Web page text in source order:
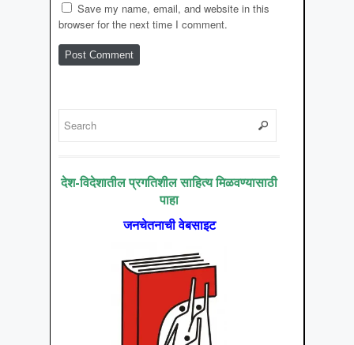
Save my name, email, and website in this
browser for the next time I comment.
देश-विदेशातील प्रगतिशील साहित्य मिळवण्यासाठी
पाहा
जनचेतनाची वेबसाइट